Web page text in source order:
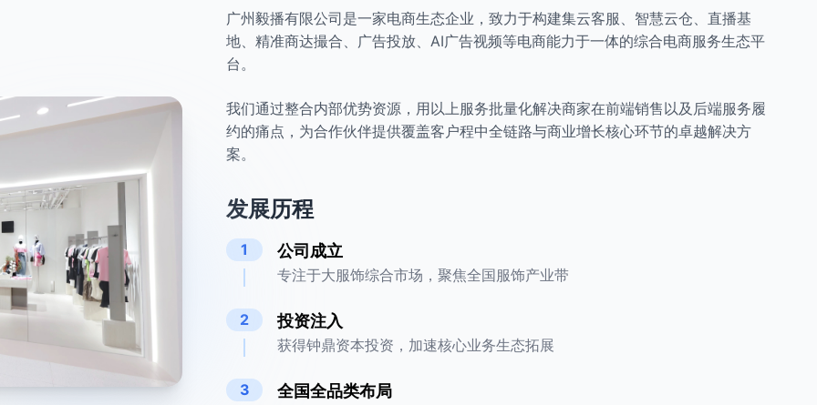
广州毅播有限公司是一家电商生态企业，致力于构建集云客服、智慧云仓、直播基
地、精准商达撮合、广告投放、AI广告视频等电商能力于一体的综合电商服务生态平
台。
我们通过整合内部优势资源，用以上服务批量化解决商家在前端销售以及后端服务履
约的痛点，为合作伙伴提供覆盖客户程中全链路与商业增长核心环节的卓越解决方
案。
发展历程
1 公司成立
专注于大服饰综合市场，聚焦全国服饰产业带
2 投资注入
获得钟鼎资本投资，加速核心业务生态拓展
3 全国全品类布局